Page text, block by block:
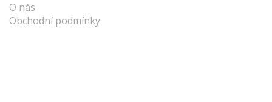
O nás
Obchodní podmínky